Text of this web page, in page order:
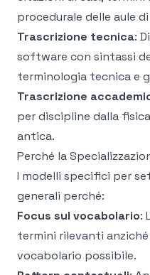
procedurale delle aule
Trascrizione tecnica:
software con sintassi
terminologia tecnica e
Trascrizione
per discipline dalla
antica.
Perché la
I modelli specifici per
generali perché:
Focus sul vocabolario:
termini rilevanti
vocabolario possibile.